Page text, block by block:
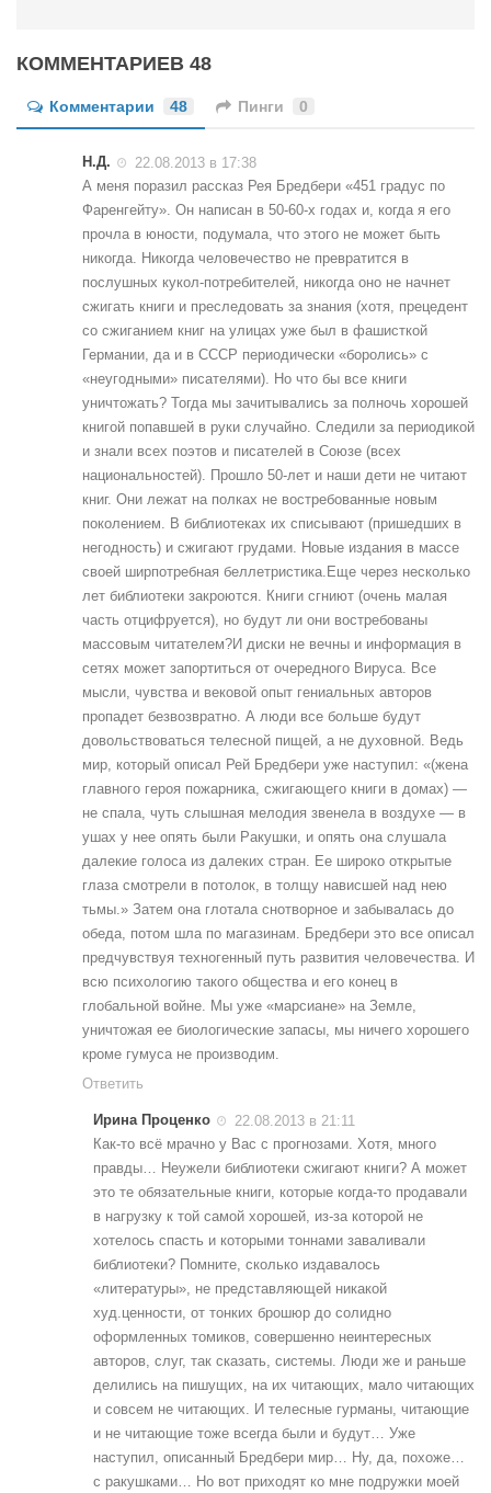
КОММЕНТАРИЕВ 48
Комментарии 48 Пинги 0
Н.Д.
22.08.2013 в 17:38
А меня поразил рассказ Рея Бредбери «451 градус по
Фаренгейту». Он написан в 50-60-х годах и, когда я его
прочла в юности, подумала, что этого не может быть
никогда. Никогда человечество не превратится в
послушных кукол-потребителей, никогда оно не начнет
сжигать книги и преследовать за знания (хотя, прецедент
со сжиганием книг на улицах уже был в фашисткой
Германии, да и в СССР периодически «боролись» с
«неугодными» писателями). Но что бы все книги
уничтожать? Тогда мы зачитывались за полночь хорошей
книгой попавшей в руки случайно. Следили за периодикой
и знали всех поэтов и писателей в Союзе (всех
национальностей). Прошло 50-лет и наши дети не читают
книг. Они лежат на полках не востребованные новым
поколением. В библиотеках их списывают (пришедших в
негодность) и сжигают грудами. Новые издания в массе
своей ширпотребная беллетристика.Еще через несколько
лет библиотеки закроются. Книги сгниют (очень малая
часть отцифруется), но будут ли они востребованы
массовым читателем?И диски не вечны и информация в
сетях может запортиться от очередного Вируса. Все
мысли, чувства и вековой опыт гениальных авторов
пропадет безвозвратно. А люди все больше будут
довольствоваться телесной пищей, а не духовной. Ведь
мир, который описал Рей Бредбери уже наступил: «(жена
главного героя пожарника, сжигающего книги в домах) —
не спала, чуть слышная мелодия звенела в воздухе — в
ушах у нее опять были Ракушки, и опять она слушала
далекие голоса из далеких стран. Ее широко открытые
глаза смотрели в потолок, в толщу нависшей над нею
тьмы.» Затем она глотала снотворное и забывалась до
обеда, потом шла по магазинам. Бредбери это все описал
предчувствуя техногенный путь развития человечества. И
всю психологию такого общества и его конец в
глобальной войне. Мы уже «марсиане» на Земле,
уничтожая ее биологические запасы, мы ничего хорошего
кроме гумуса не производим.
Ответить
Ирина Проценко
22.08.2013 в 21:11
Как-то всё мрачно у Вас с прогнозами. Хотя, много
правды… Неужели библиотеки сжигают книги? А может
это те обязательные книги, которые когда-то продавали
в нагрузку к той самой хорошей, из-за которой не
хотелось спасть и которыми тоннами заваливали
библиотеки? Помните, сколько издавалось
«литературы», не представляющей никакой
худ.ценности, от тонких брошюр до солидно
оформленных томиков, совершенно неинтересных
авторов, слуг, так сказать, системы. Люди же и раньше
делились на пишущих, на их читающих, мало читающих
и совсем не читающих. И телесные гурманы, читающие
и не читающие тоже всегда были и будут… Уже
наступил, описанный Бредбери мир… Ну, да, похоже…
с ракушками… Но вот приходят ко мне подружки моей